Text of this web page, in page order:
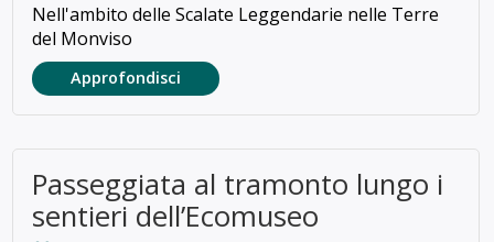
Nell'ambito delle Scalate Leggendarie nelle Terre
del Monviso
Approfondisci
Passeggiata al tramonto lungo i
sentieri dell’Ecomuseo